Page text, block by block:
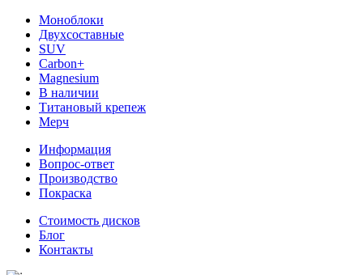
Моноблоки
Двухсоставные
SUV
Carbon+
Magnesium
В наличии
Титановый крепеж
Мерч
Информация
Вопрос-ответ
Производство
Покраска
Стоимость дисков
Блог
Контакты